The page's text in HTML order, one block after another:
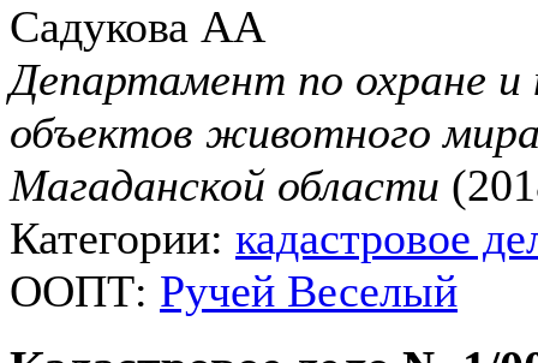
Садукова АА
Департамент по охране и
объектов животного
Магаданской области
Категории: кадастровое
ООПТ: Ручей Веселый